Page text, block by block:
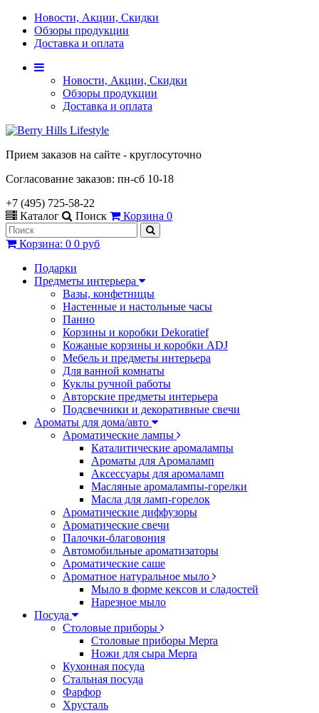
Новости, Акции, Скидки
Обзоры продукции
Доставка и оплата
Новости, Акции, Скидки
Обзоры продукции
Доставка и оплата
Прием заказов на сайте - круглосуточно
Согласование заказов: пн-сб 10-18
+7 (495) 725-58-22
Каталог
Поиск Корзина 0
Корзина: 0 0 руб
Подарки
Предметы интерьера
Вазы, конфетницы
Настенные и настольные часы
Панно
Корзины и коробки Dekoratief
Кожаные корзины и коробки ADJ
Мебель и предметы интерьера
Для ванной комнаты
Куклы ручной работы
Авторские предметы интерьера
Подсвечники и декоративные свечи
Ароматы для дома/авто
Ароматические лампы
Каталитические аромалампы
Ароматы для Аромаламп
Аксессуары для аромаламп
Масляные аромалампы-горелки
Масла для ламп-горелок
Ароматические диффузоры
Ароматические свечи
Палочки-благовония
Автомобильные ароматизаторы
Ароматические саше
Ароматное натуральное мыло
Мыло в форме кексов и сладостей
Нарезное мыло
Посуда
Столовые приборы
Столовые приборы Mepra
Ножи для сыра Mepra
Кухонная посуда
Стальная посуда
Фарфор
Хрусталь